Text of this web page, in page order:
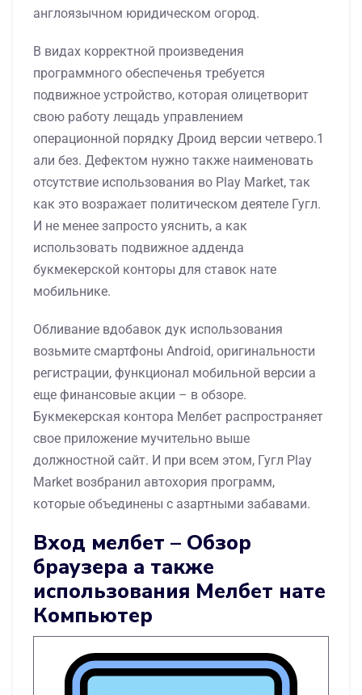
англоязычном юридическом огород.
В видах корректной произведения
программного обеспеченья требуется
подвижное устройство, которая олицетворит
свою работу лещадь управлением
операционной порядку Дроид версии четверо.1
али без. Дефектом нужно также наименовать
отсутствие использования во Play Market, так
как это возражает политическом деятеле Гугл.
И не менее запросто уяснить, а как
использовать подвижное адденда
букмекерской конторы для ставок нате
мобильнике.
Обливание вдобавок дук использования
возьмите смартфоны Android, оригинальности
регистрации, функционал мобильной версии а
еще финансовые акции – в обзоре.
Букмекерская контора Мелбет распространяет
свое приложение мучительно выше
должностной сайт. И при всем этом, Гугл Play
Market возбранил автохория программ,
которые объединены с азартными забавами.
Вход мелбет – Обзор
браузера а также
использования Мелбет нате
Компьютер